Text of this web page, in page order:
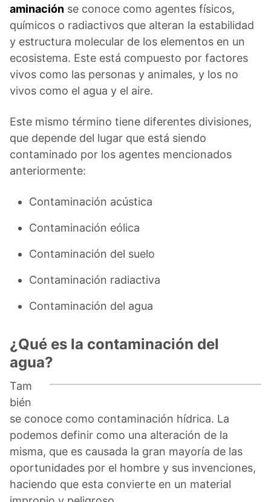
aminación se conoce como agentes físicos,
químicos o radiactivos que alteran la estabilidad
y estructura molecular de los elementos en un
ecosistema. Este está compuesto por factores
vivos como las personas y animales, y los no
vivos como el agua y el aire.
Este mismo término tiene diferentes divisiones,
que depende del lugar que está siendo
contaminado por los agentes mencionados
anteriormente:
Contaminación acústica
Contaminación eólica
Contaminación del suelo
Contaminación radiactiva
Contaminación del agua
¿Qué es la contaminación del
agua?
Tam
bién
se conoce como contaminación hídrica. La
podemos definir como una alteración de la
misma, que es causada la gran mayoría de las
oportunidades por el hombre y sus invenciones,
haciendo que esta convierte en un material